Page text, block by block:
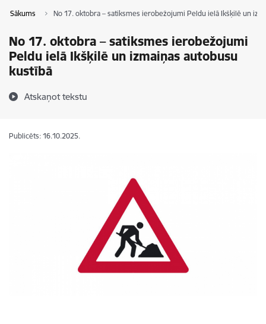
Sākums No 17. oktobra – satiksmes ierobežojumi Peldu ielā Ikšķilē un
No 17. oktobra – satiksmes ierobežojumi
Peldu ielā Ikšķilē un izmaiņas autobusu
kustībā
Atskaņot tekstu
Publicēts: 16.10.2025.